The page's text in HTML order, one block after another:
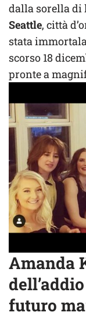
dalla sorella di
Seattle, città
stata
scorso 18
pronte a
Amanda
futuro